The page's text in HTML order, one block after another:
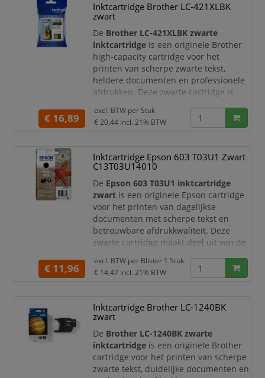
speciaal ontwikkeld voor HP printers en
zorgt voor haarscherpe tekst en nette
afdrukken. Dankzij de hoogwaardige
inkt en eenvoudige insta
Inktcartridge Brother LC-421XLBK
zwart
De Brother LC-421XLBK zwarte
inktcartridge is een originele Brother
high-capacity cartridge voor het
printen van scherpe zwarte tekst,
heldere documenten en professionele
afdrukken. Deze zwarte cartridge is
Brother inkjetprinters en
multifunctionals. Ideaal voor
kleine kantoren waar u betrouwbare
printkwaliteit wilt combineren met een
Met de orig
€ 16,89
excl. BTW per Stuk
€ 20,44 incl. 21% BTW
Inktcartridge Epson 603 T03U1 Zwart
C13T03U14010
De Epson 603 T03U1 inktcartridge
zwart is een originele Epson cartridge
voor het printen van dagelijkse
documenten met scherpe tekst en
betrouwbare afdrukkwaliteit. Deze
zwarte cartridge maakt deel uit van de
ontwikkeld als betaalbare oplossing
voor thuisgebruik, studie en licht
De Epson 603-inktserie combineert
zwarte pigmentinkt met dye-
kleureninkten. Hierdoor produceert
€ 11,96
excl. BTW per Blister 1 Stuk
€ 14,47 incl. 21% BTW
Inktcartridge Brother LC-1240BK
zwart
De Brother LC-1240BK zwarte
inktcartridge is een originele Brother
cartridge voor het printen van scherpe
zwarte tekst, duidelijke documenten en